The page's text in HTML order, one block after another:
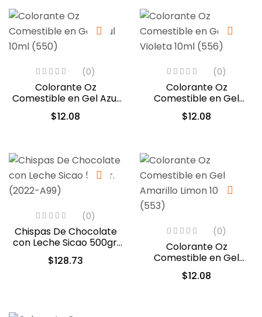
(0)
Colorante Oz
Comestible en Gel Azul
10ml (550)
$12.08
(0)
Colorante Oz
Comestible en Gel
Violeta 10ml (556)
$12.08
(0)
Chispas De Chocolate
con Leche Sicao 500gr.
(2022-A99)
$128.73
(0)
Colorante Oz
Comestible en Gel
Amarillo Limon 10ml
(553)
$12.08